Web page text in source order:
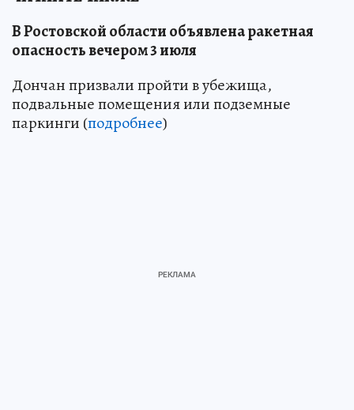
В Ростовской области объявлена ракетная
опасность вечером 3 июля
Дончан призвали пройти в убежища,
подвальные помещения или подземные
паркинги (подробнее)